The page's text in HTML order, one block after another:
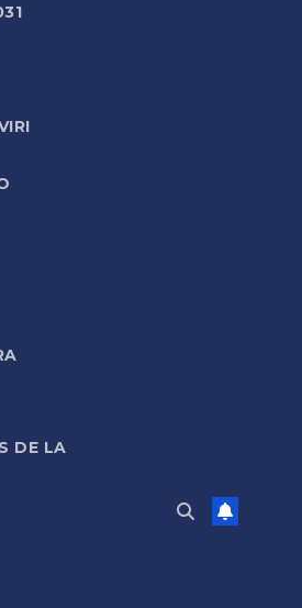
DE LA